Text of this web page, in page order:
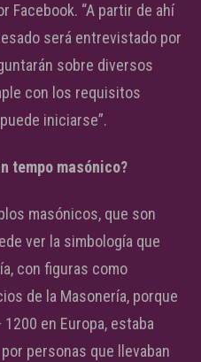
Facebook. “A partir de ahí
será entrevistado por
sobre diversos
con los requisitos
iniciarse”.
tempo masónico?
masónicos, que son
ver la simbología que
con figuras como
de la Masonería, porque
en Europa, estaba
personas que llevaban